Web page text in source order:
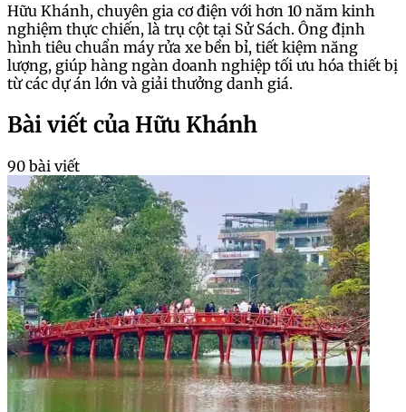
Hữu Khánh, chuyên gia cơ điện với hơn 10 năm kinh
nghiệm thực chiến, là trụ cột tại Sử Sách. Ông định
hình tiêu chuẩn máy rửa xe bền bỉ, tiết kiệm năng
lượng, giúp hàng ngàn doanh nghiệp tối ưu hóa thiết bị
từ các dự án lớn và giải thưởng danh giá.
Bài viết của Hữu Khánh
90 bài viết